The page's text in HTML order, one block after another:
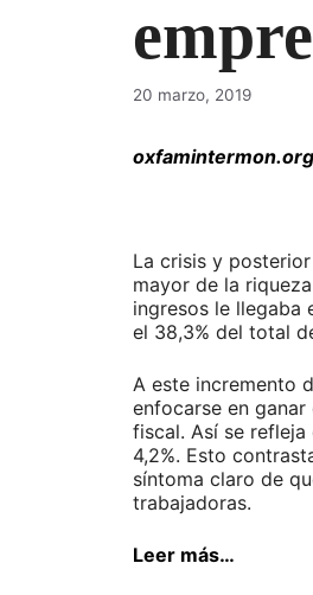
20 marzo, 2019
oxfamintermon.org
La crisis y
mayor de la
ingresos le llegaba
el 38,3% del total
A este incremento
enfocarse en
fiscal. Así se refleja
4,2%. Esto
síntoma claro de
trabajadoras.
Leer más…